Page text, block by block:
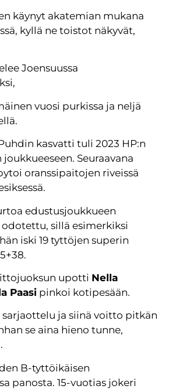
käynyt akatemian mukana
kyllä ne toistot näkyvät,
Joensuussa
vuosi purkissa ja neljä
kasvatti tuli 2023 HP:n
Seuraavana
oranssipaitojen riveissä
edustusjoukkueen
sillä esimerkiksi
iski 19 tyttöjen superin
upotti Nella
Paasi pinkoi kotipesään.
sarjaottelu ja siinä voitto pitkän
se aina hieno tunne,
B-tyttöikäisen
panosta. 15-vuotias jokeri